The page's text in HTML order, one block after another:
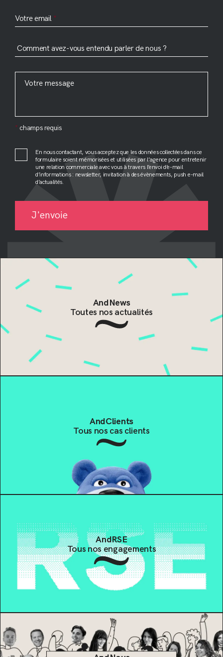
Votre email
Comment avez-vous entendu parler de nous ?
* champs requis
En nous contactant, vous acceptez que les données collectées dans ce
formulaire soient mémorisées et utilisées par l’agence pour entretenir
une relation commerciale avec vous à travers l’envoi d’e-mail
d’informations : newsletter, invitation à des évènements, push e-mail
d’actualités.
AndNews
Toutes nos actualités
AndClients
Tous nos cas clients
AndRSE
Tous nos engagements